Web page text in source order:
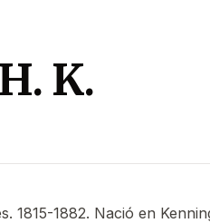
K.
1815-1882. Nació en